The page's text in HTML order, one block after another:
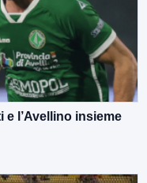
e l’Avellino insieme